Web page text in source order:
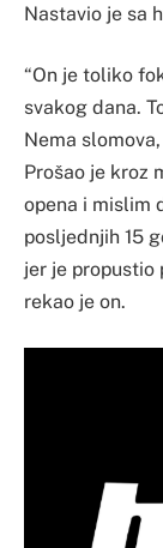
Nastavio je sa
“On je toliko
svakog dana.
Nema
Prošao je kroz
opena i mislim
posljednjih 15
jer je propustio
rekao je on.